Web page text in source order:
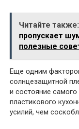
Читайте также:
пропускает
полезные
Еще одним
солнцезащитной
и состояние
пластикового
усилий, чем